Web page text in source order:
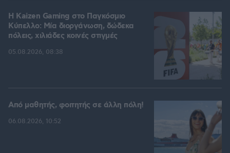
H Kaizen Gaming στο Παγκόσμιο
Kύπελλο: Μία διοργάνωση, δώδεκα
πόλεις, χιλιάδες κοινές στιγμές
05.08.2026, 08:38
Από μαθητής, φοιτητής σε άλλη πόλη!
06.08.2026, 10:52